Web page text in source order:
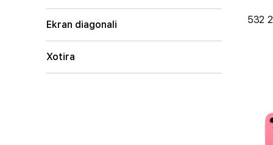
Ekran diagonali
Xotira
532